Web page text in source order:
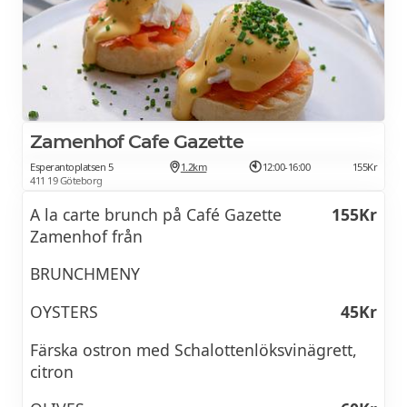
Zamenhof Cafe Gazette
Esperantoplatsen 5
411 19 Göteborg
1.2km 12:00-16:00 155Kr
A la carte brunch på Café Gazette
Zamenhof från
155Kr
BRUNCHMENY
OYSTERS
45Kr
Färska ostron med Schalottenlöksvinägrett,
citron